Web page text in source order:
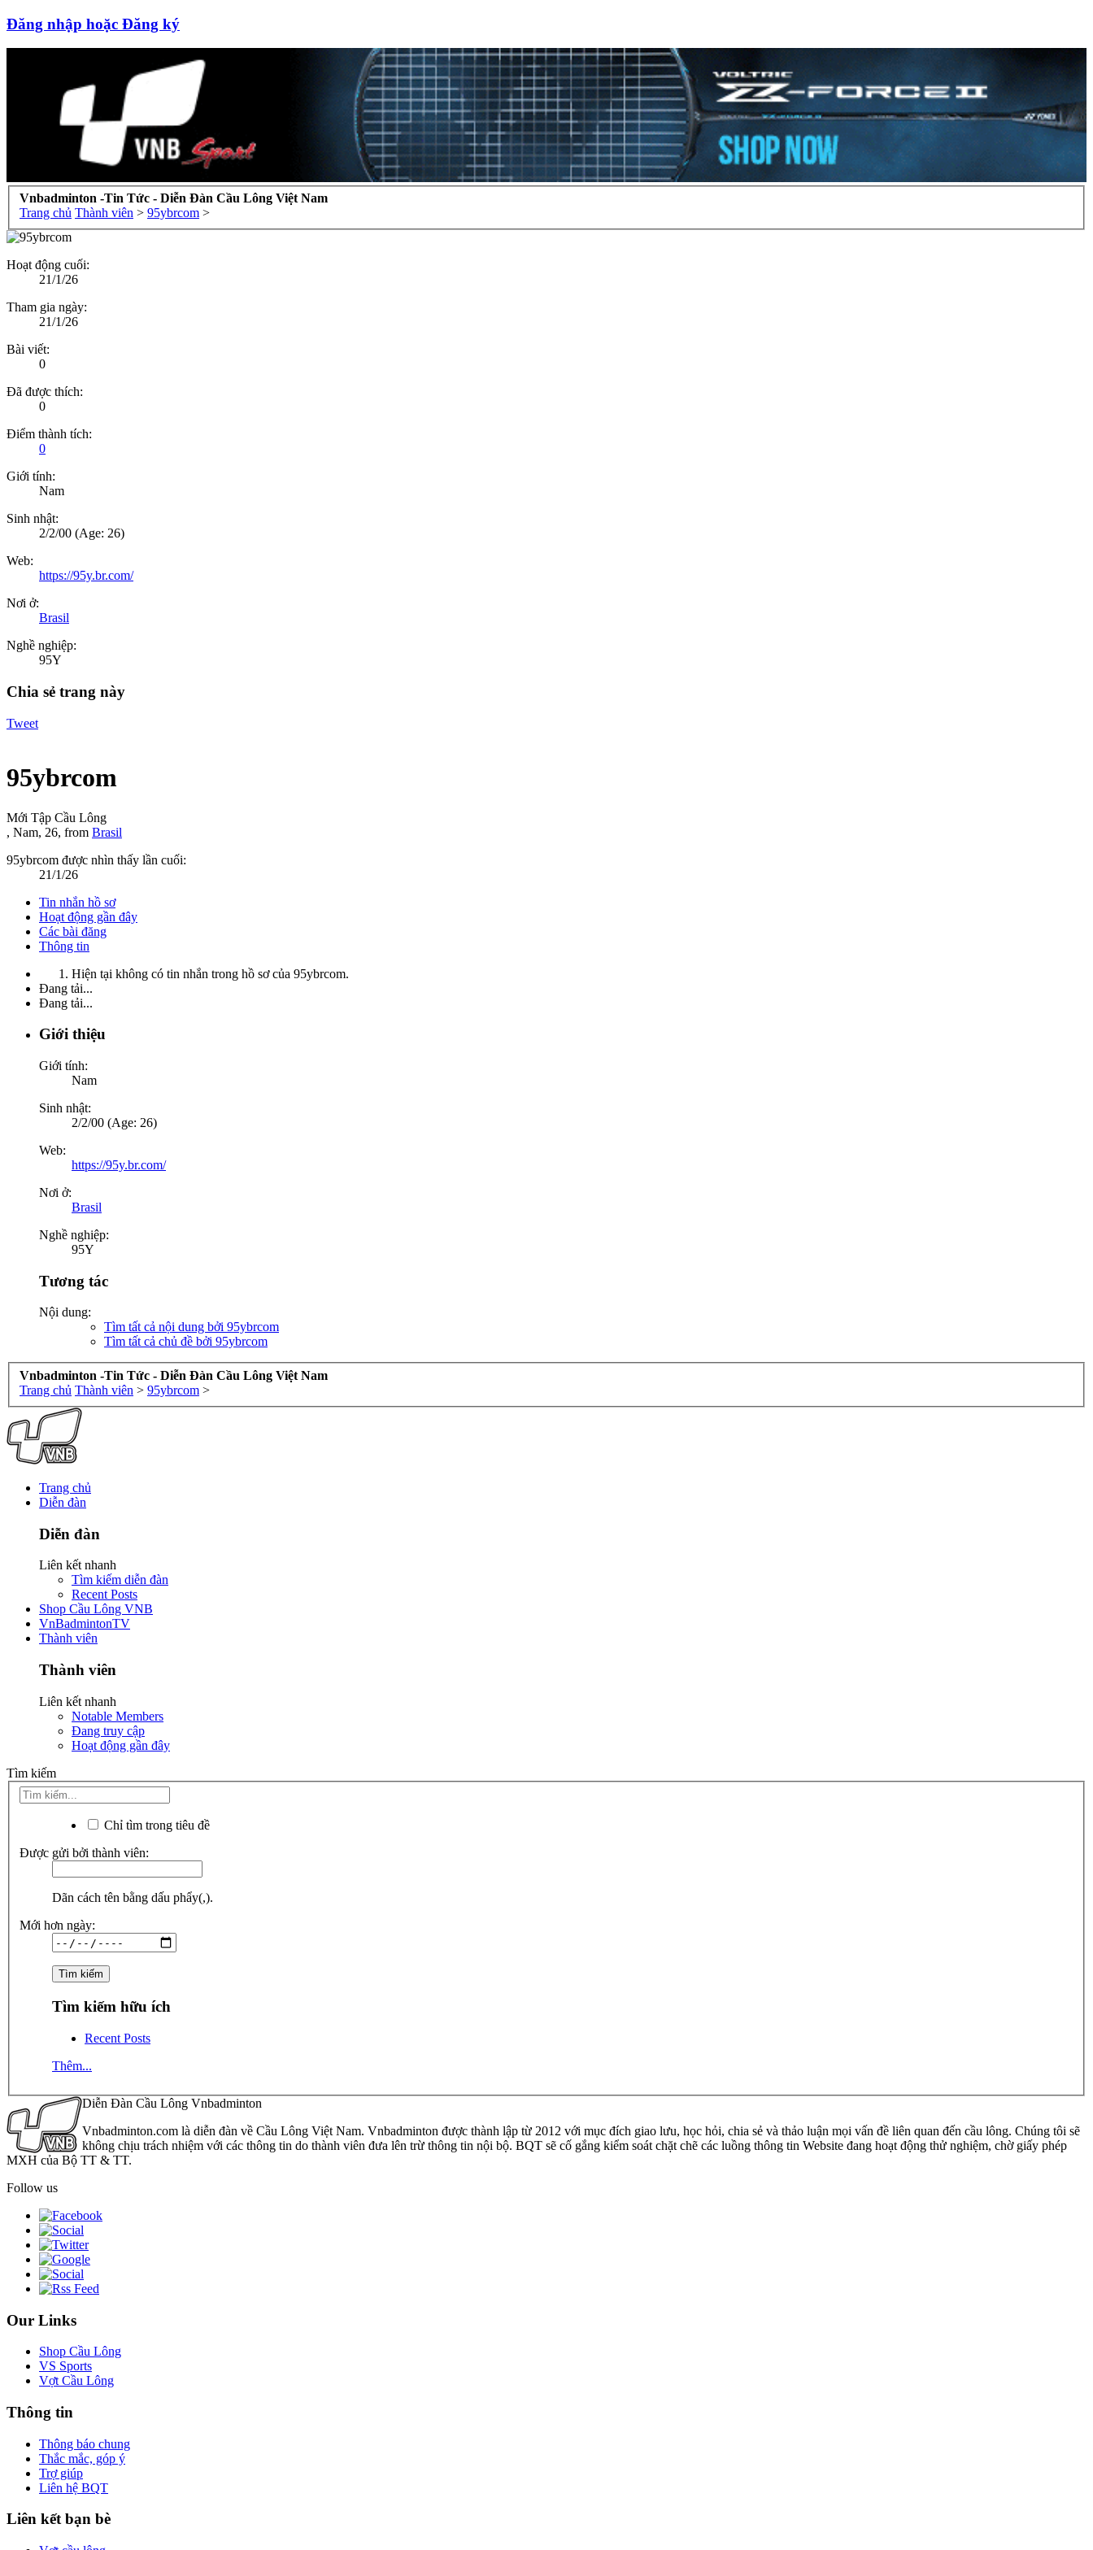
Đăng nhập hoặc Đăng ký
Vnbadminton -Tin Tức - Diễn Đàn Cầu Lông Việt Nam
Trang chủ Thành viên > 95ybrcom >
Hoạt động cuối:
21/1/26
Tham gia ngày:
21/1/26
Bài viết:
0
Đã được thích:
0
Điểm thành tích:
0
Giới tính:
Nam
Sinh nhật:
2/2/00 (Age: 26)
Web:
https://95y.br.com/
Nơi ở:
Brasil
Nghề nghiệp:
95Y
Chia sẻ trang này
Tweet
95ybrcom
Mới Tập Cầu Lông
, Nam, 26, from Brasil
95ybrcom được nhìn thấy lần cuối:
21/1/26
Tin nhắn hồ sơ
Hoạt động gần đây
Các bài đăng
Thông tin
Hiện tại không có tin nhắn trong hồ sơ của 95ybrcom.
Đang tải...
Đang tải...
Giới thiệu
Giới tính:
Nam
Sinh nhật:
2/2/00 (Age: 26)
Web:
https://95y.br.com/
Nơi ở:
Brasil
Nghề nghiệp:
95Y
Tương tác
Nội dung:
Tìm tất cả nội dung bởi 95ybrcom
Tìm tất cả chủ đề bởi 95ybrcom
Vnbadminton -Tin Tức - Diễn Đàn Cầu Lông Việt Nam
Trang chủ Thành viên > 95ybrcom >
Trang chủ
Diễn đàn
Diễn đàn
Liên kết nhanh
Tìm kiếm diễn đàn
Recent Posts
Shop Cầu Lông VNB
VnBadmintonTV
Thành viên
Thành viên
Liên kết nhanh
Notable Members
Đang truy cập
Hoạt động gần đây
Tìm kiếm
Chỉ tìm trong tiêu đề
Được gửi bởi thành viên:
Dãn cách tên bằng dấu phẩy(,).
Mới hơn ngày:
Tìm kiếm hữu ích
Recent Posts
Thêm...
Diễn Đàn Cầu Lông Vnbadminton
Vnbadminton.com là diễn đàn về Cầu Lông Việt Nam. Vnbadminton được thành lập từ 2012 với mục đích giao lưu, học hỏi, chia sẻ và thảo luận mọi vấn đề liên quan đến cầu lông. Chúng tôi sẽ
không chịu trách nhiệm với các thông tin do thành viên đưa lên trừ thông tin nội bộ. BQT sẽ cố gắng kiểm soát chặt chẽ các luồng thông tin Website đang hoạt động thử nghiệm, chờ giấy phép
MXH của Bộ TT & TT.
Follow us
Our Links
Shop Cầu Lông
VS Sports
Vợt Cầu Lông
Thông tin
Thông báo chung
Thắc mắc, góp ý
Trợ giúp
Liên hệ BQT
Liên kết bạn bè